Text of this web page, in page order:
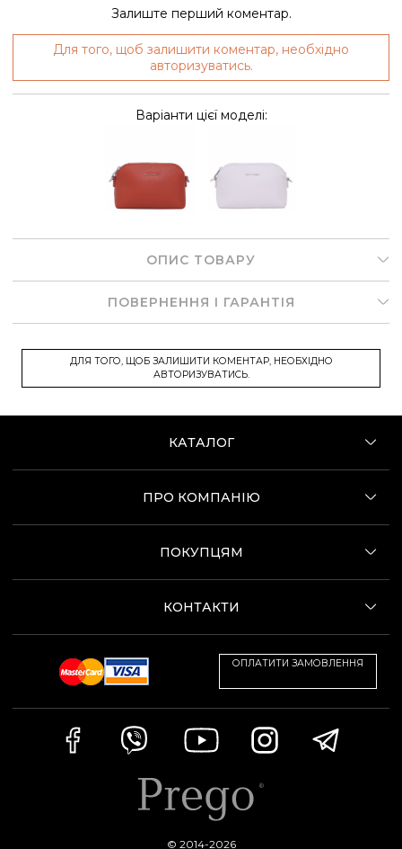
Залиште перший коментар.
Для того, щоб залишити коментар, необхідно
авторизуватись.
Варіанти цієї моделі:
ОПИС ТОВАРУ
ПОВЕРНЕННЯ І ГАРАНТІЯ
ДЛЯ ТОГО, ЩОБ ЗАЛИШИТИ КОМЕНТАР, НЕОБХІДНО
АВТОРИЗУВАТИСЬ.
КАТАЛОГ
ПРО КОМПАНІЮ
ПОКУПЦЯМ
КОНТАКТИ
ОПЛАТИТИ ЗАМОВЛЕННЯ
© 2014-2026